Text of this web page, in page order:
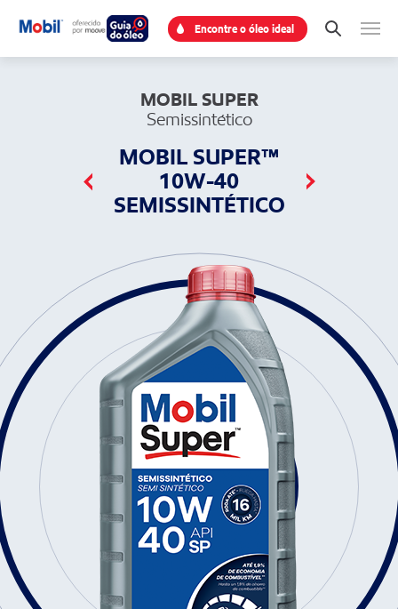
Encontre o óleo ideal
MOBIL SUPER
Semissintético
MOBIL SUPER™
10W-40
SEMISSINTÉTICO